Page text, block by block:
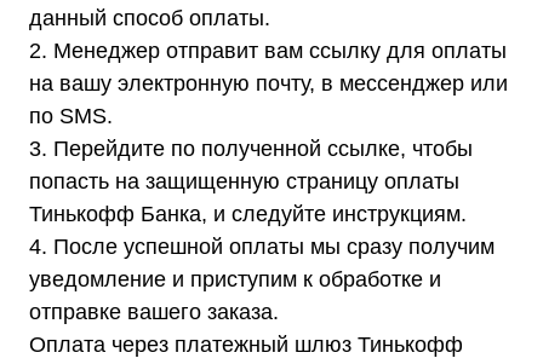
данный способ оплаты.
2. Менеджер отправит вам ссылку для оплаты
на вашу электронную почту, в мессенджер или
по SMS.
3. Перейдите по полученной ссылке, чтобы
попасть на защищенную страницу оплаты
Тинькофф Банка, и следуйте инструкциям.
4. После успешной оплаты мы сразу получим
уведомление и приступим к обработке и
отправке вашего заказа.
Оплата через платежный шлюз Тинькофф
Каталог
Стабилизаторы напряжения